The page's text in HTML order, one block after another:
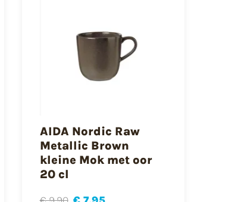
AIDA Nordic Raw
Metallic Brown
kleine Mok met oor
20 cl